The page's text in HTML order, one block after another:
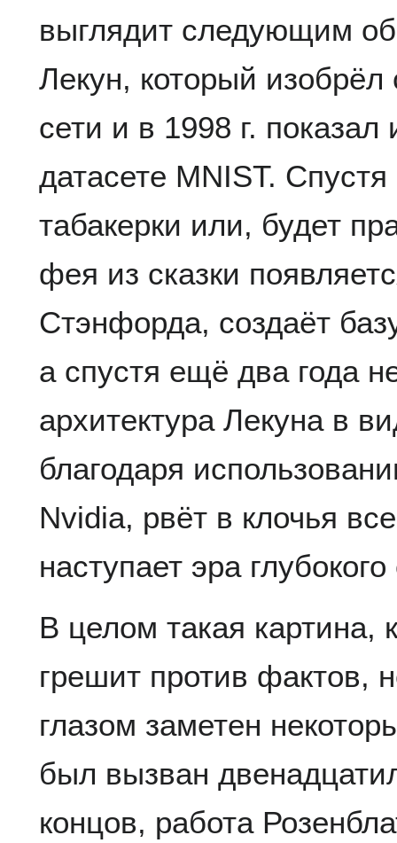
выглядит следующим
Лекун, который
сети и в 1998 г.
датасете MNIST. Спустя
табакерки или, будет
фея из сказки
Стэнфорда, создаёт
а спустя ещё два года
архитектура Лекуна в
благодаря
Nvidia, рвёт в клочья
наступает эра
В целом такая картина,
грешит против фактов,
глазом заметен
был вызван
концов, работа